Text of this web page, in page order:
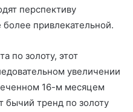
перспективу
более привлекательной.
по золоту, этот
увеличении
16-м месяцем
бычий тренд по золоту